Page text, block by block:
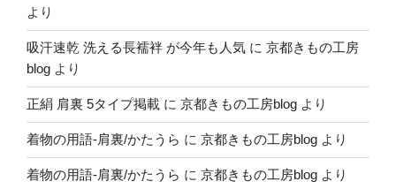
より
吸汗速乾 洗える長襦袢 が今年も人気 に 京都きもの工房
blog より
正絹 肩裏 5タイプ掲載 に 京都きもの工房blog より
着物の用語-肩裏/かたうら に 京都きもの工房blog より
着物の用語-肩裏/かたうら に 京都きもの工房blog より